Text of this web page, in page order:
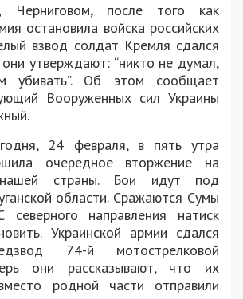
после того как
остановила войска российских
взвод солдат Кремля сдался
они утверждают: “никто не думал,
Об этом сообщает
Вооруженных сил Украины
24 февраля, в пять утра
очередное вторжение на
нашей страны. Бои идут под
области. Сражаются Сумы
северного направления натиск
Украинской армии сдался
74-й мотострелковой
они рассказывают, что их
родной части отправили